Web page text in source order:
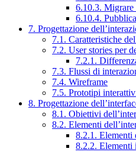
6.10.3. Migrare
6.10.4.
7. Progettazione
7.1. Caratteristiche
7.2. User stories per
7.2.1.
7.3. Flussi di
7.4. Wireframe
7.5. Prototipi
8. Progettazione
8.1. Obiettivi
8.2. Elementi
8.2.1. Elementi
8.2.2. Elementi